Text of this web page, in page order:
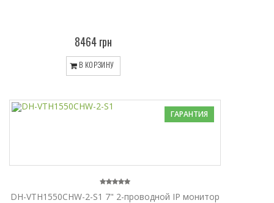
8464 грн
В КОРЗИНУ
ГАРАНТИЯ
DH-VTH1550CHW-2-S1 7" 2-проводной IP монитор